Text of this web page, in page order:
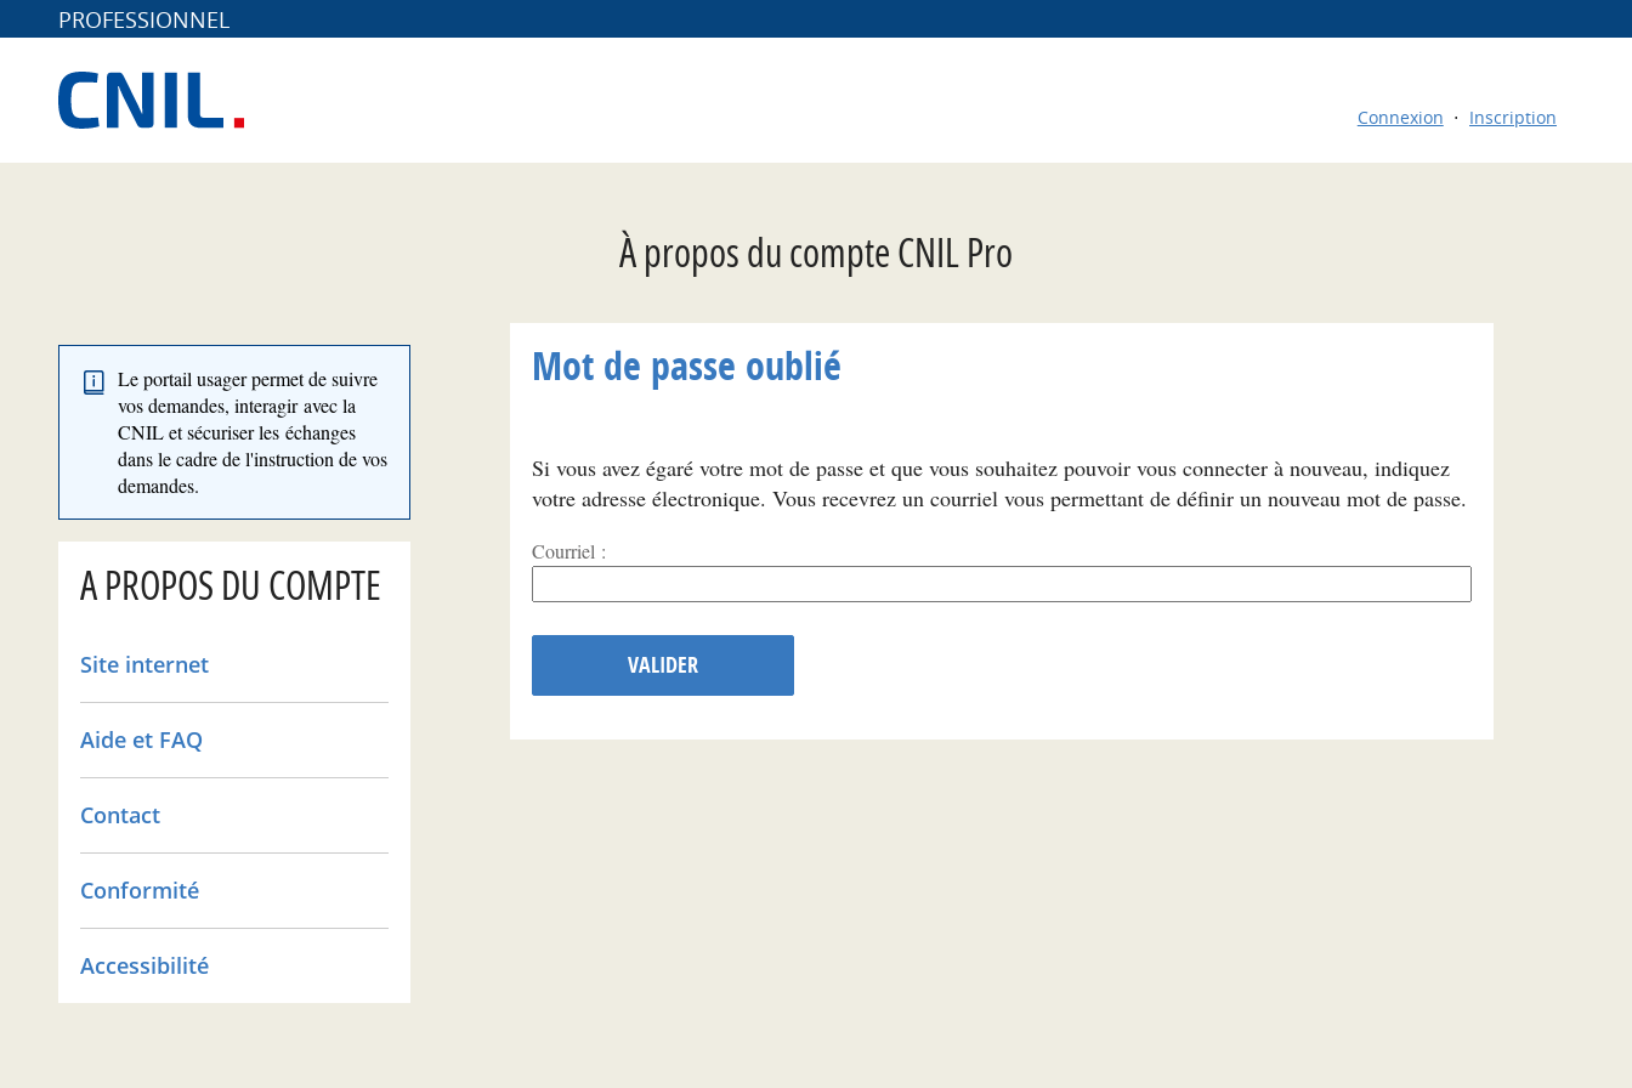
PROFESSIONNEL
Connexion Inscription
À propos du compte CNIL Pro
Le portail usager permet de suivre
vos demandes, interagir avec la
CNIL et sécuriser les échanges
dans le cadre de l'instruction de vos
demandes.
A PROPOS DU COMPTE
Site internet
Aide et FAQ
Contact
Conformité
Accessibilité
Mot de passe oublié
Si vous avez égaré votre mot de passe et que vous souhaitez pouvoir vous connecter à nouveau, indiquez
votre adresse électronique. Vous recevrez un courriel vous permettant de définir un nouveau mot de passe.
Courriel :
VALIDER